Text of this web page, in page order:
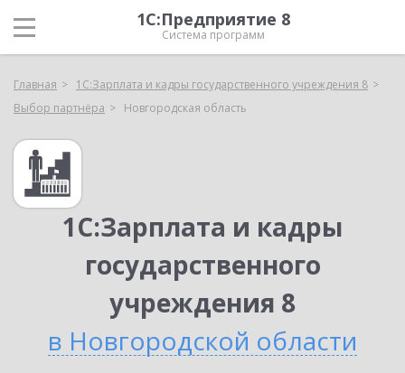
1С:Предприятие 8
Система программ
Главная
1С:Зарплата и кадры государственного учреждения 8
Выбор партнёра
Новгородская область
1С:Зарплата и кадры
государственного
учреждения 8
в Новгородской области